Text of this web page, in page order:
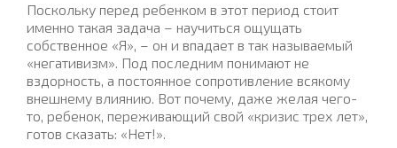
Поскольку перед ребенком в этот период стоит
именно такая задача – научиться ощущать
собственное «Я», – он и впадает в так называемый
«негативизм». Под последним понимают не
вздорность, а постоянное сопротивление всякому
внешнему влиянию. Вот почему, даже желая чего-
то, ребенок, переживающий свой «кризис трех лет»,
готов сказать: «Нет!».